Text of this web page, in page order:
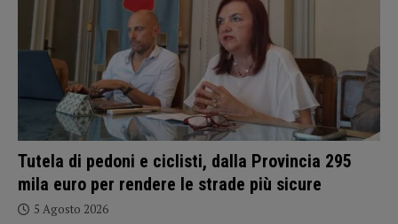
Tutela di pedoni e ciclisti, dalla Provincia 295
mila euro per rendere le strade più sicure
5 Agosto 2026